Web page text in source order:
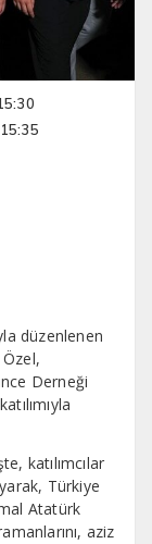
düzenlenen
Derneği
katılımcılar
Türkiye
Atatürk
aziz